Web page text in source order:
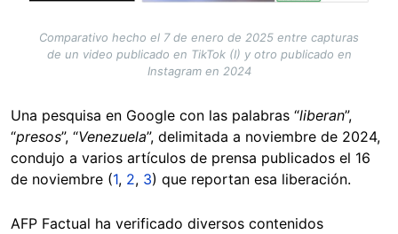
Comparativo hecho el 7 de enero de 2025 entre capturas
de un video publicado en TikTok (I) y otro publicado en
Instagram en 2024
Una pesquisa en Google con las palabras “liberan”,
“presos”, “Venezuela”, delimitada a noviembre de 2024,
condujo a varios artículos de prensa publicados el 16
de noviembre (1, 2, 3) que reportan esa liberación.
AFP Factual ha verificado diversos contenidos